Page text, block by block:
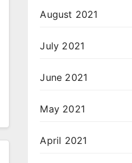
August 2021
July 2021
June 2021
May 2021
April 2021